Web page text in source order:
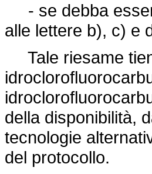
- se debba
alle lettere b), c) e
Tale riesame
della disponibilità,
tecnologie
del protocollo.